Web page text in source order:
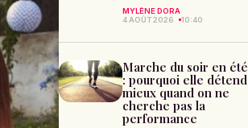
MYLÈNE DORA
4 AOÛT 2026
10:40
Marche du soir en été
: pourquoi elle détend
mieux quand on ne
cherche pas la
performance